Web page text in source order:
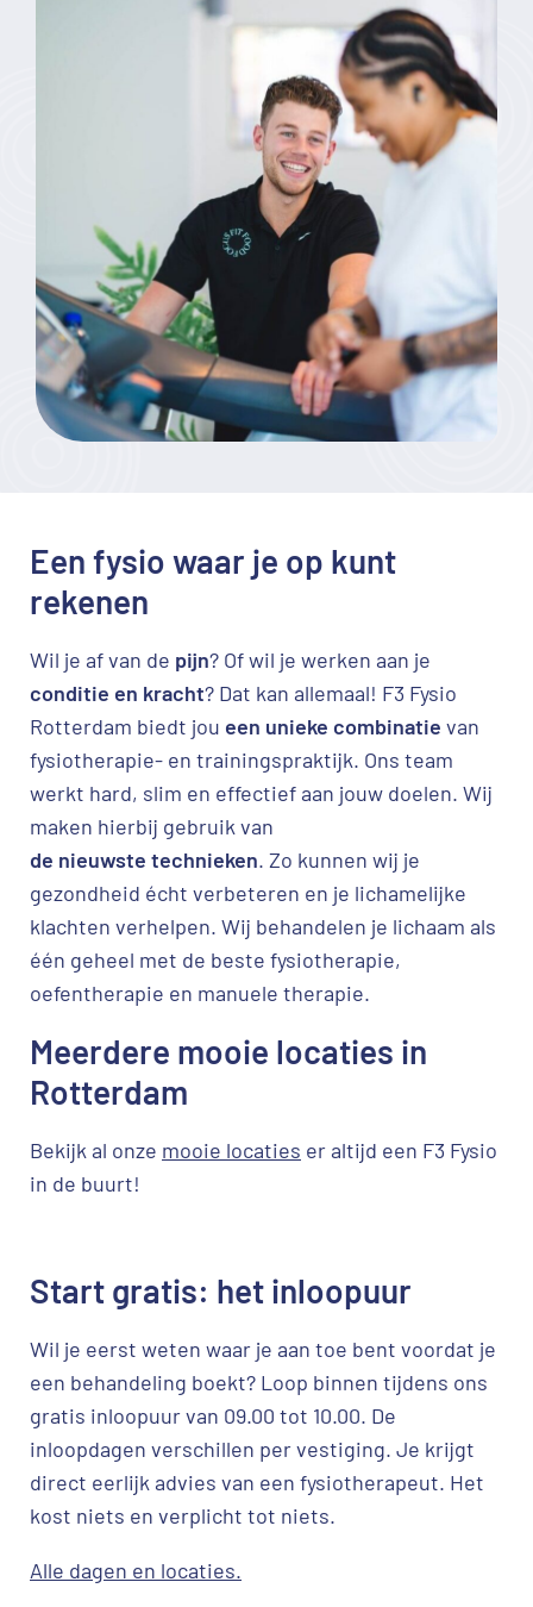
Een fysio waar je op kunt
rekenen
Wil je af van de pijn? Of wil je werken aan je
conditie en kracht? Dat kan allemaal! F3 Fysio
Rotterdam biedt jou een unieke combinatie van
fysiotherapie- en trainingspraktijk. Ons team
werkt hard, slim en effectief aan jouw doelen. Wij
maken hierbij gebruik van
de nieuwste technieken. Zo kunnen wij je
gezondheid écht verbeteren en je lichamelijke
klachten verhelpen. Wij behandelen je lichaam als
één geheel met de beste fysiotherapie,
oefentherapie en manuele therapie.
Meerdere mooie locaties in
Rotterdam
Bekijk al onze mooie locaties er altijd een F3 Fysio
in de buurt!
Start gratis: het inloopuur
Wil je eerst weten waar je aan toe bent voordat je
een behandeling boekt? Loop binnen tijdens ons
gratis inloopuur van 09.00 tot 10.00. De
inloopdagen verschillen per vestiging. Je krijgt
direct eerlijk advies van een fysiotherapeut. Het
kost niets en verplicht tot niets.
Alle dagen en locaties.